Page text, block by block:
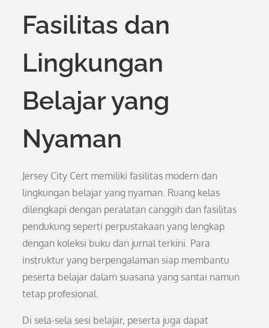
Fasilitas dan
Lingkungan
Belajar yang
Nyaman
Jersey City Cert memiliki fasilitas modern dan
lingkungan belajar yang nyaman. Ruang kelas
dilengkapi dengan peralatan canggih dan fasilitas
pendukung seperti perpustakaan yang lengkap
dengan koleksi buku dan jurnal terkini. Para
instruktur yang berpengalaman siap membantu
peserta belajar dalam suasana yang santai namun
tetap profesional.
Di sela-sela sesi belajar, peserta juga dapat